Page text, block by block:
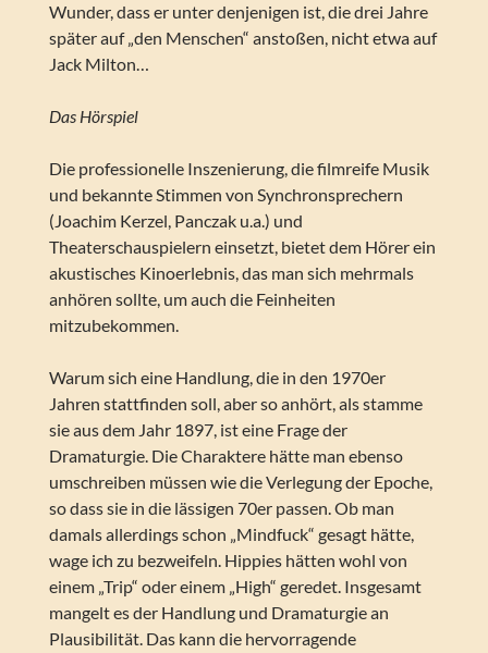
Wunder, dass er unter denjenigen ist, die drei Jahre
später auf „den Menschen“ anstoßen, nicht etwa auf
Jack Milton…
Das Hörspiel
Die professionelle Inszenierung, die filmreife Musik
und bekannte Stimmen von Synchronsprechern
(Joachim Kerzel, Panczak u.a.) und
Theaterschauspielern einsetzt, bietet dem Hörer ein
akustisches Kinoerlebnis, das man sich mehrmals
anhören sollte, um auch die Feinheiten
mitzubekommen.
Warum sich eine Handlung, die in den 1970er
Jahren stattfinden soll, aber so anhört, als stamme
sie aus dem Jahr 1897, ist eine Frage der
Dramaturgie. Die Charaktere hätte man ebenso
umschreiben müssen wie die Verlegung der Epoche,
so dass sie in die lässigen 70er passen. Ob man
damals allerdings schon „Mindfuck“ gesagt hätte,
wage ich zu bezweifeln. Hippies hätten wohl von
einem „Trip“ oder einem „High“ geredet. Insgesamt
mangelt es der Handlung und Dramaturgie an
Plausibilität. Das kann die hervorragende